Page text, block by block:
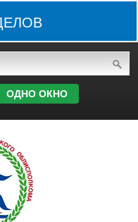
ОДНО ОКНО